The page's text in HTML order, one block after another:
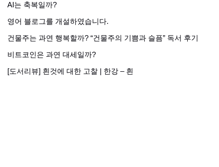
AI는 축복일까?
영어 블로그를 개설하였습니다.
건물주는 과연 행복할까? “건물주의 기쁨과 슬픔” 독서 후기
비트코인은 과연 대세일까?
[도서리뷰] 흰것에 대한 고찰 | 한강 – 흰